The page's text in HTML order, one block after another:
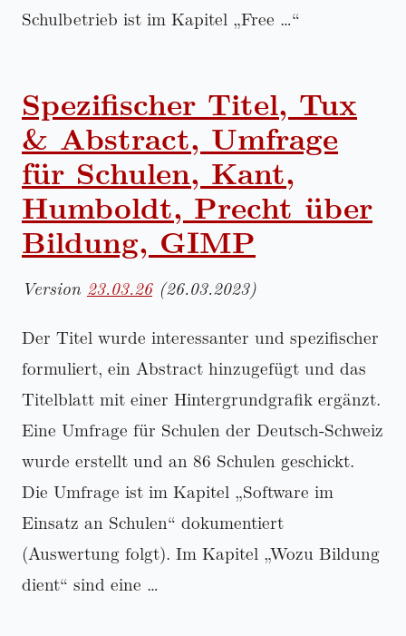
Schulbetrieb ist im Kapitel
Free …
Spezifischer Titel, Tux
& Abstract, Umfrage
für Schulen, Kant,
Humboldt, Precht über
Bildung, GIMP
Version 23.03.26(26.03.2023)
Der Titel wurde interessanter und spezifischer
formuliert, ein Abstract hinzugefügt und das
Titelblatt mit einer Hintergrundgrafik ergänzt.
Eine Umfrage für Schulen der Deutsch-Schweiz
wurde erstellt und an 86 Schulen geschickt.
Die Umfrage ist im Kapitel
Software im
Einsatz an Schulen
dokumentiert
(Auswertung folgt). Im Kapitel
Wozu Bildung
dient
sind eine …